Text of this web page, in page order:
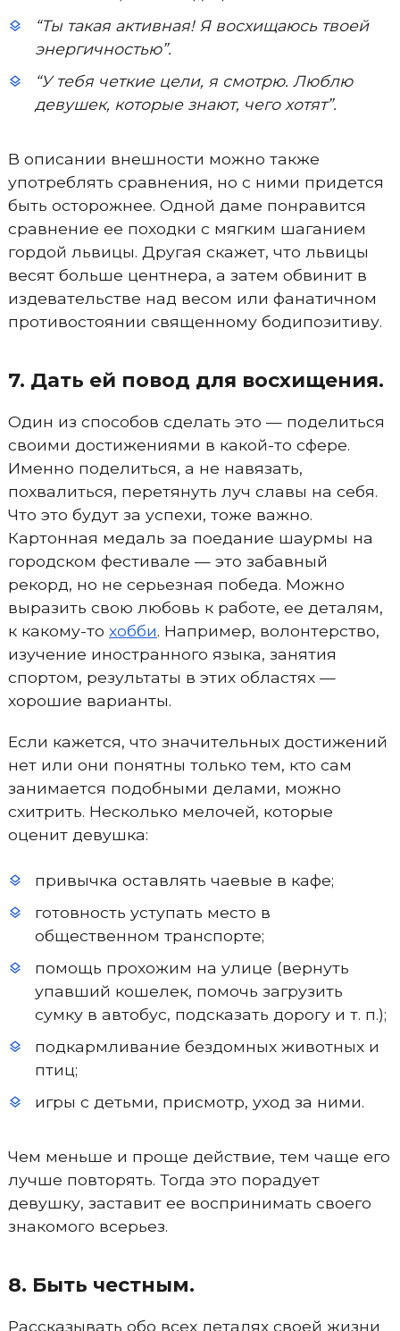
“Ты такая активная! Я восхищаюсь твоей
энергичностью”.
“У тебя четкие цели, я смотрю. Люблю
девушек, которые знают, чего хотят”.
В описании внешности можно также
употреблять сравнения, но с ними придется
быть осторожнее. Одной даме понравится
сравнение ее походки с мягким шаганием
гордой львицы. Другая скажет, что львицы
весят больше центнера, а затем обвинит в
издевательстве над весом или фанатичном
противостоянии священному бодипозитиву.
7. Дать ей повод для восхищения.
Один из способов сделать это — поделиться
своими достижениями в какой-то сфере.
Именно поделиться, а не навязать,
похвалиться, перетянуть луч славы на себя.
Что это будут за успехи, тоже важно.
Картонная медаль за поедание шаурмы на
городском фестивале — это забавный
рекорд, но не серьезная победа. Можно
выразить свою любовь к работе, ее деталям,
к какому-то хобби. Например, волонтерство,
изучение иностранного языка, занятия
спортом, результаты в этих областях —
хорошие варианты.
Если кажется, что значительных достижений
нет или они понятны только тем, кто сам
занимается подобными делами, можно
схитрить. Несколько мелочей, которые
оценит девушка:
привычка оставлять чаевые в кафе;
готовность уступать место в
общественном транспорте;
помощь прохожим на улице (вернуть
упавший кошелек, помочь загрузить
сумку в автобус, подсказать дорогу и т. п.);
подкармливание бездомных животных и
птиц;
игры с детьми, присмотр, уход за ними.
Чем меньше и проще действие, тем чаще его
лучше повторять. Тогда это порадует
девушку, заставит ее воспринимать своего
знакомого всерьез.
8. Быть честным.
Рассказывать обо всех деталях своей жизни